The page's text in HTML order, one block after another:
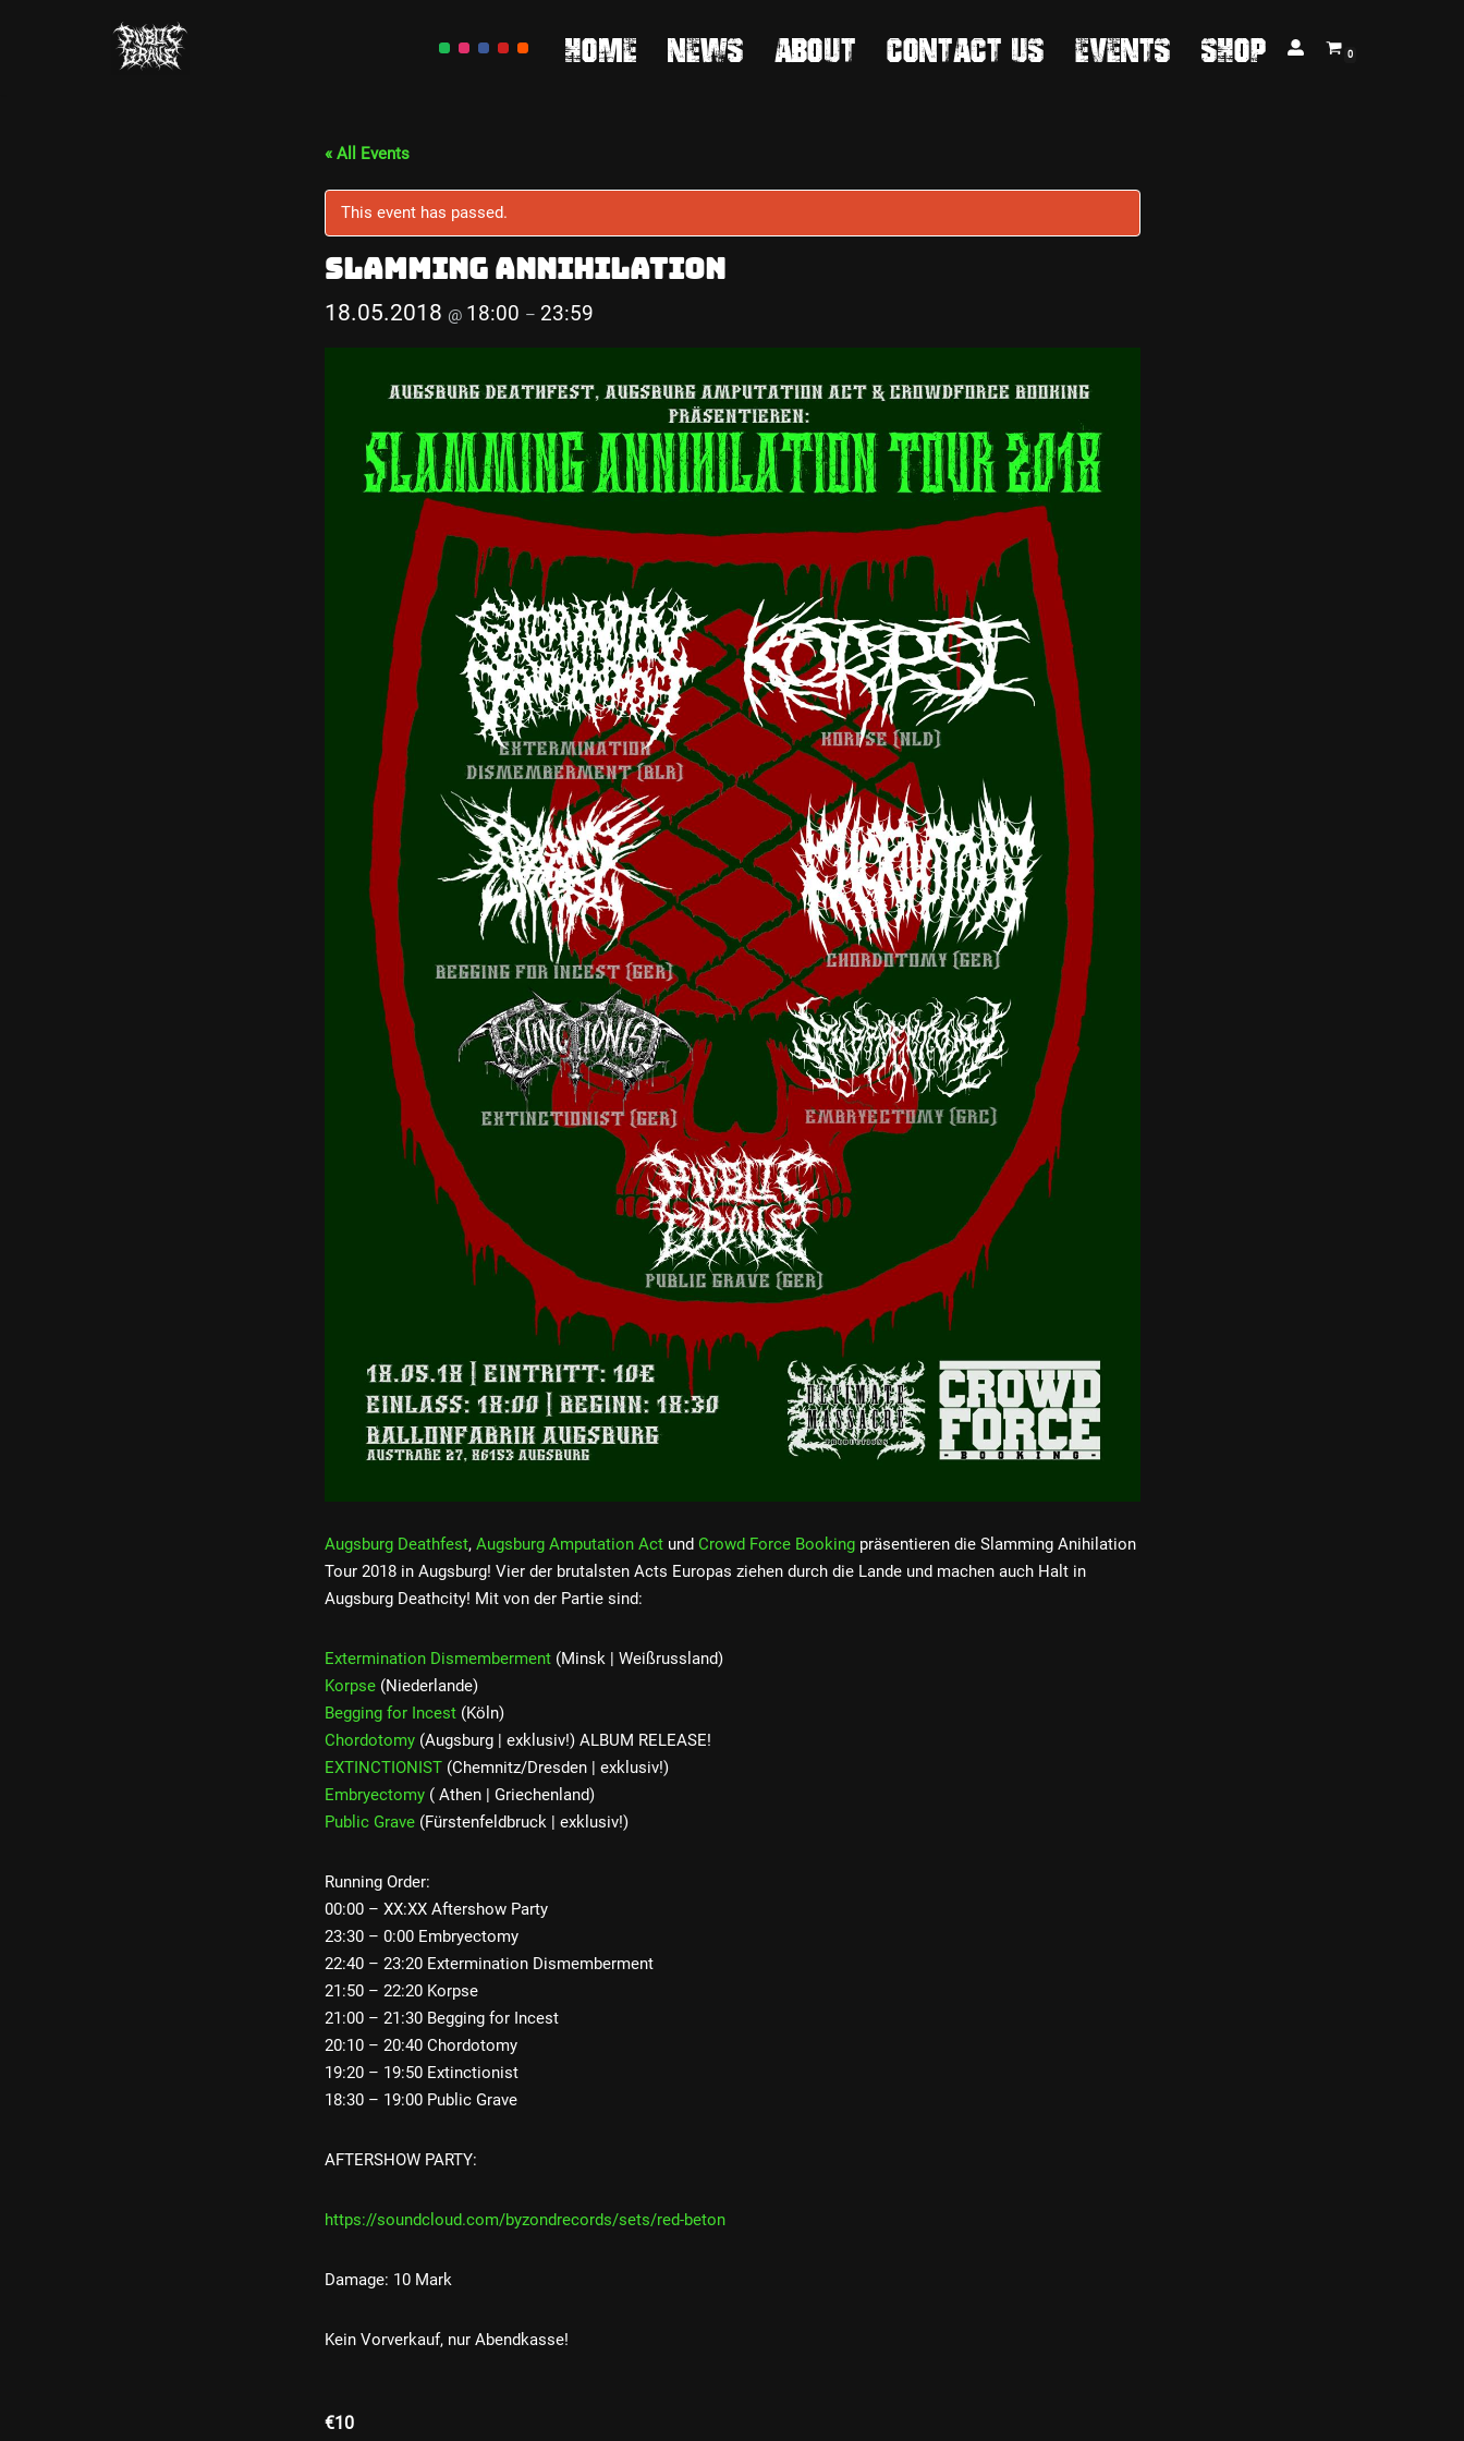
Home News About Contact us Events Shop 0
« All Events
This event has passed.
Slamming Annihilation
18.05.2018 @ 18:00 – 23:59
Augsburg Deathfest, Augsburg Amputation Actund Crowd Force Bookingpräsentieren die Slamming Anihilation
Tour 2018 in Augsburg! Vier der brutalsten Acts Europas ziehen durch die Lande und machen auch Halt in
Augsburg Deathcity! Mit von der Partie sind:
Extermination Dismemberment(Minsk | Weißrussland)
Korpse(Niederlande)
Begging for Incest(Köln)
Chordotomy(Augsburg | exklusiv!) ALBUM RELEASE!
EXTINCTIONIST(Chemnitz/Dresden | exklusiv!)
Embryectomy( Athen | Griechenland)
Public Grave(Fürstenfeldbruck | exklusiv!)
Running Order:
00:00 – XX:XX Aftershow Party
23:30 – 0:00 Embryectomy
22:40 – 23:20 Extermination Dismemberment
21:50 – 22:20 Korpse
21:00 – 21:30 Begging for Incest
20:10 – 20:40 Chordotomy
19:20 – 19:50 Extinctionist
18:30 – 19:00 Public Grave
AFTERSHOW PARTY:
https://soundcloud.com/byzondrecords/sets/red-beton
Damage: 10 Mark
Kein Vorverkauf, nur Abendkasse!
€10